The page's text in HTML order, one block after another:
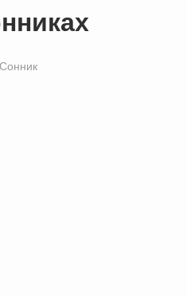
Сонник